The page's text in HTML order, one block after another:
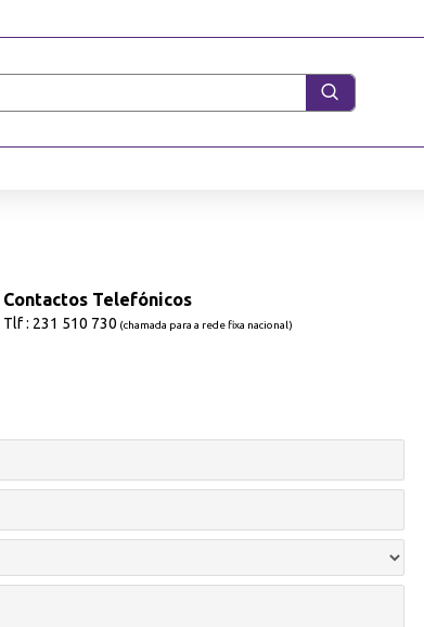
Contactos Telefónicos
Tlf : 231 510 730 (chamada para a rede fixa nacional)